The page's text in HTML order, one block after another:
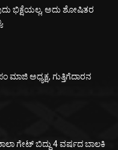
ಭಿಕ್ಷೆಯಲ್ಲ, ಅದು ಶೋಷಿತರ
ಮಾಜಿ ಅಧ್ಯಕ್ಷ, ಗುತ್ತಿಗೆದಾರನ
ಗೇಟ್‌ ಬಿದ್ದು 4 ವರ್ಷದ ಬಾಲಕಿ